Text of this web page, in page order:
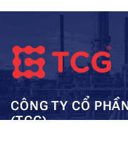
CÔNG TY CỔ
(TCG)